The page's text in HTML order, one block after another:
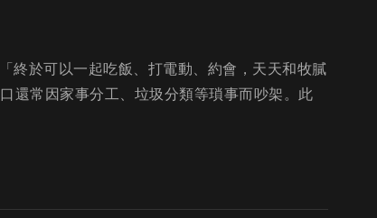
終於可以一起吃飯、打電動、約會，天天和牧膩
還常因家事分工、垃圾分類等瑣事而吵架。此